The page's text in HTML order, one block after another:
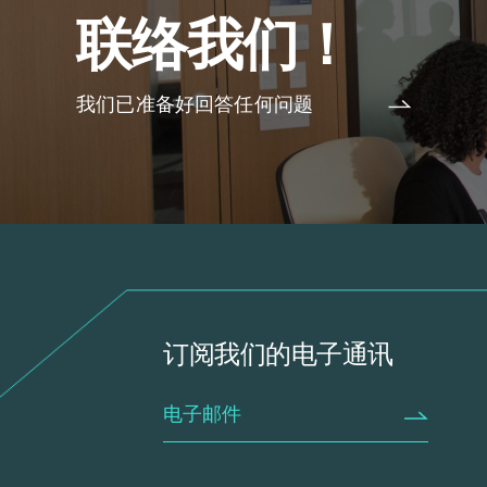
联络我们！
我们已准备好回答任何问题
订阅我们的电子通讯